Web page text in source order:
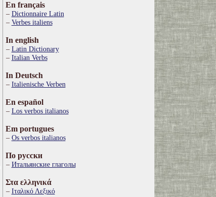
En français
Dictionnaire Latin
Verbes italiens
In english
Latin Dictionary
Italian Verbs
In Deutsch
Italienische Verben
En español
Los verbos italianos
Em portugues
Os verbos italianos
По русски
Итальянские глаголы
Στα ελληνικά
Ιταλικό Λεξικό